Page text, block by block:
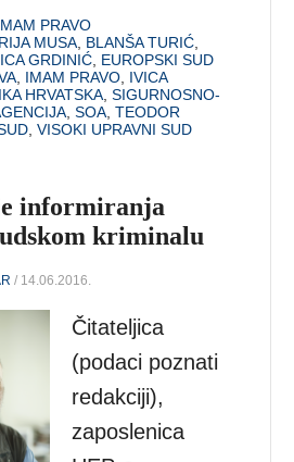
PRAVO
MUSA BLANŠA TURIĆ
GRDINIĆ EUROPSKI SUD
IMAM PRAVO IVICA
HRVATSKA ,SIGURNOSNO-
,SOA ,TEODOR
,VISOKI UPRAVNI SUD
informiranja
kriminalu
/ 14.06.2016.
Čitateljica
(podaci poznati
redakciji),
zaposlenica